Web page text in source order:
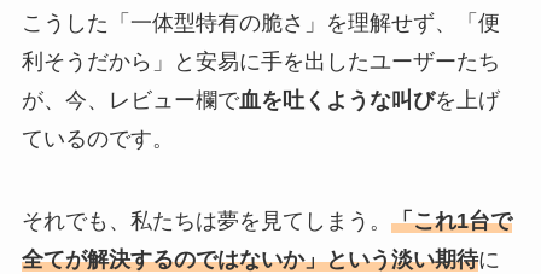
こうした「一体型特有の脆さ」を理解せず、「便
利そうだから」と安易に手を出したユーザーたち
が、今、レビュー欄で血を吐くような叫びを上げ
ているのです。
それでも、私たちは夢を見てしまう。 「これ1台で
全てが解決するのではないか」という淡い期待に